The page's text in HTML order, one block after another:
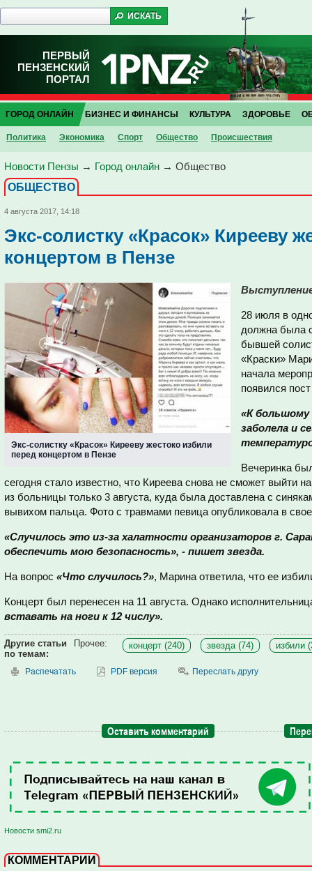
ПЕРВЫЙ
ПЕНЗЕНСКИЙ
ПОРТАЛ
ГОРОД ОНЛАЙН
Политика Экономика Спорт Общество Проиcшествия
БИЗНЕС И ФИНАНСЫ КУЛЬТУРА ЗДОРОВЬЕ
Новости Пензы → Город онлайн → Общество
ОБЩЕСТВО
4 августа 2017, 14:18
Экс-солистку «Красок» Кирееву
концертом в Пензе
Экс-солистку «Красок» Кирееву жестоко избили
перед концертом в Пензе
28 июля в
должна была
бывшей
«Краски»
начала
появился
«К большому
заболела и
Вечеринка
сегодня стало известно, что Киреева снова не сможет выйти
из больницы только 3 августа, куда была доставлена с
вывихом пальца. Фото с травмами певица опубликовала в
«Случилось это из-за халатности организаторов г.
обеспечить мою безопасность», - пишет звезда.
На вопрос «Что случилось?», Марина ответила, что ее
Концерт был перенесен на 11 августа. Однако
вставать на ноги к 12 числу».
Другие статьи
по темам:
Прочее: концерт (240) звезда (74) избили
Распечатать PDF версия Переслать другу
Оставить комментарий
Новости smi2.ru
КОММЕНТАРИИ